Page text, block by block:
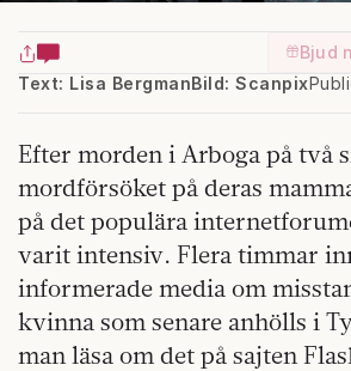
Bjud
Text: Lisa BergmanBild: Scanpix
Efter morden i Arboga på två
mordförsöket på deras
på det populära
varit intensiv. Flera timmar
informerade media om
kvinna som senare anhölls i
man läsa om det på sajten